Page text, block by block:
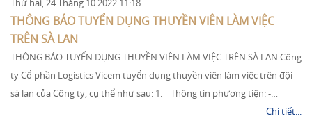
Thứ hai, 24 Tháng 10 2022 11:18
THÔNG BÁO TUYỂN DỤNG THUYỀN VIÊN LÀM VIỆC
TRÊN SÀ LAN
THÔNG BÁO TUYỂN DỤNG THUYỀN VIÊN LÀM VIỆC TRÊN SÀ LAN Công
ty Cổ phần Logistics Vicem tuyển dụng thuyền viên làm việc trên đội
sà lan của Công ty, cụ thể như sau: 1. Thông tin phương tiện: -…
Chi tiết...